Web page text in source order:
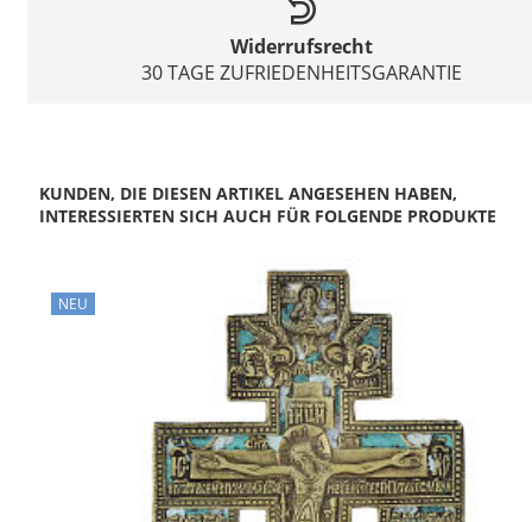
Widerrufsrecht
30 TAGE ZUFRIEDENHEITSGARANTIE
KUNDEN, DIE DIESEN ARTIKEL ANGESEHEN HABEN,
INTERESSIERTEN SICH AUCH FÜR FOLGENDE PRODUKTE
NEU